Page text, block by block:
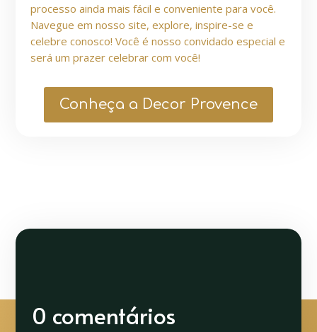
processo ainda mais fácil e conveniente para você.
Navegue em nosso site, explore, inspire-se e
celebre conosco! Você é nosso convidado especial e
será um prazer celebrar com você!
Conheça a Decor Provence
0 comentários